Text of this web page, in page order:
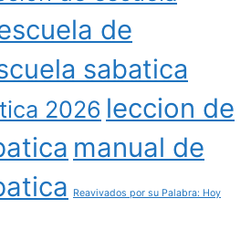
de
sabatica
2026 leccion de
manual de
Reavivados por su Palabra: Hoy